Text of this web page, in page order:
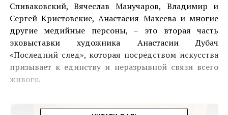
Спиваковский, Вячеслав Манучаров, Владимир и
Сергей Кристовские, Анастасия Макеева и многие
другие медийные персоны, – это вторая часть
эковыставки художника Анастасии Дубач
«Последний след», которая посредством искусства
призывает к единству и неразрывной связи всего
живого.